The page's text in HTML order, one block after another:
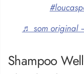
♬ som original
Shampoo